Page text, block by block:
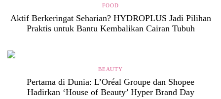
FOOD
Aktif Berkeringat Seharian? HYDROPLUS Jadi Pilihan
Praktis untuk Bantu Kembalikan Cairan Tubuh
BEAUTY
Pertama di Dunia: L’Oréal Groupe dan Shopee
Hadirkan ‘House of Beauty’ Hyper Brand Day